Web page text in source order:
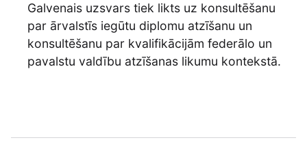
Galvenais uzsvars tiek likts uz konsultēšanu
par ārvalstīs iegūtu diplomu atzīšanu un
konsultēšanu par kvalifikācijām federālo un
pavalstu valdību atzīšanas likumu kontekstā.